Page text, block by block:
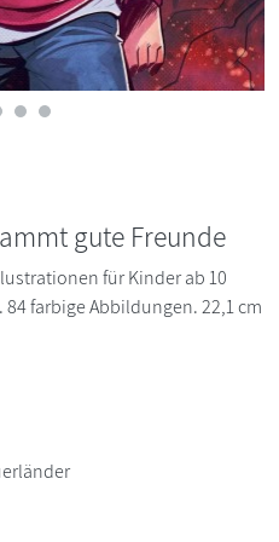
gute Freunde
für Kinder ab 10
farbige Abbildungen. 22,1 cm